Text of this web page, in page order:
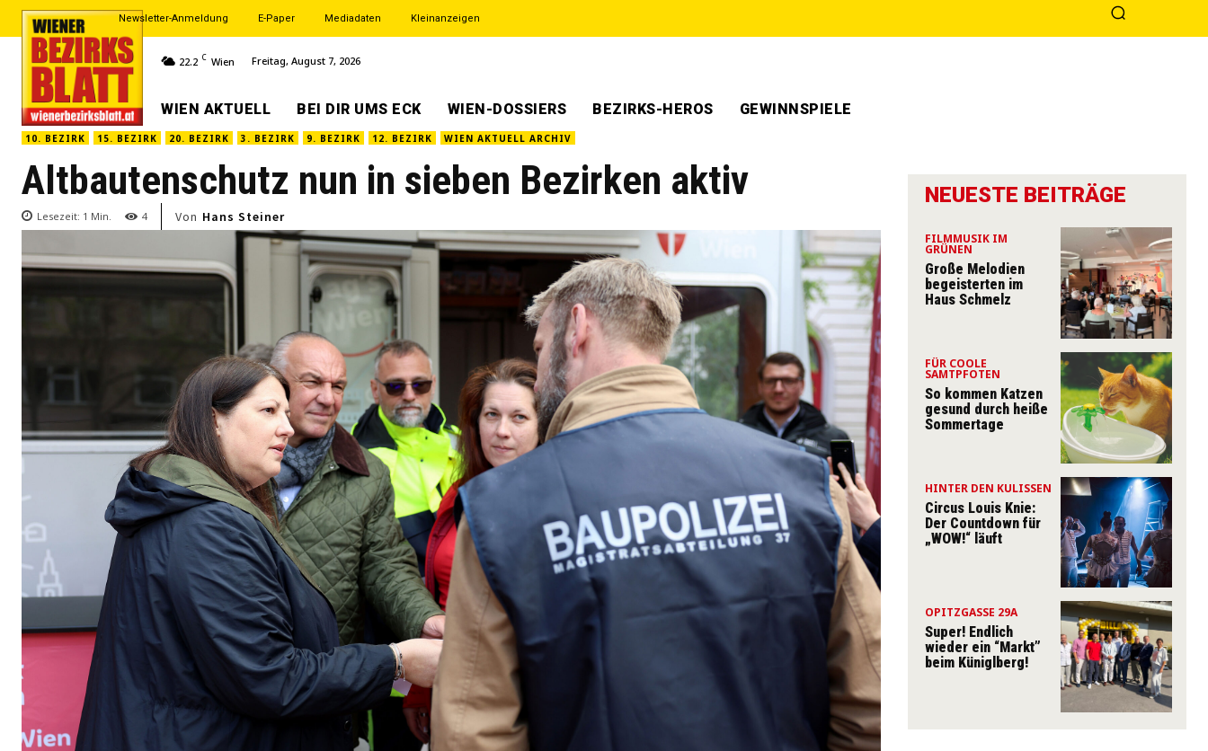
Newsletter-Anmeldung E-Paper Mediadaten Kleinanzeigen
22.2 C Wien Freitag, August 7, 2026
WIEN AKTUELL BEI DIR UMS ECK WIEN-DOSSIERS BEZIRKS-HEROS GEWINNSPIELE
10. BEZIRK 15. BEZIRK 20. BEZIRK 3. BEZIRK 9. BEZIRK 12. BEZIRK WIEN AKTUELL ARCHIV
Altbautenschutz nun in sieben Bezirken aktiv
Lesezeit: 1 Min. 4 Von Hans Steiner
NEUESTE BEITRÄGE
FILMMUSIK IM
GRÜNEN
Große Melodien
begeisterten im
Haus Schmelz
FÜR COOLE
SAMTPFOTEN
So kommen Katzen
gesund durch heiße
Sommertage
HINTER DEN KULISSEN
Circus Louis Knie:
Der Countdown für
„WOW!“ läuft
OPITZGASSE 29A
Super! Endlich
wieder ein “Markt”
beim Küniglberg!